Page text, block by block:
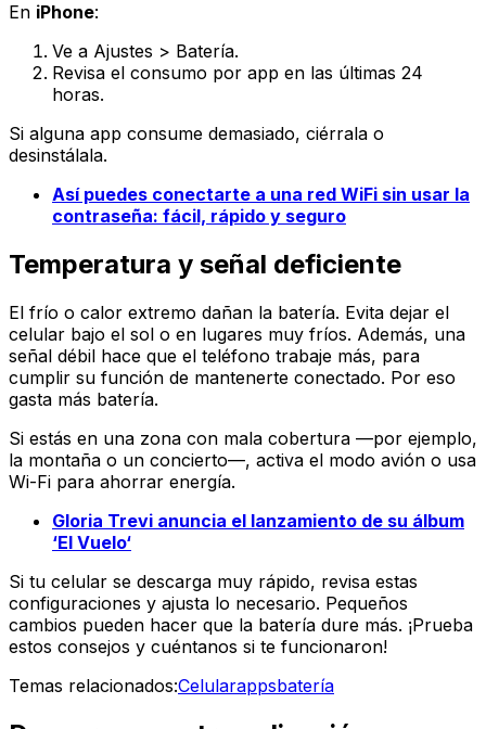
En iPhone:
Ve a Ajustes > Batería.
Revisa el consumo por app en las últimas 24
horas.
Si alguna app consume demasiado, ciérrala o
desinstálala.
Así puedes conectarte a una red WiFi sin usar la
contraseña: fácil, rápido y seguro
Temperatura y señal deficiente
El frío o calor extremo dañan la batería. Evita dejar el
celular bajo el sol o en lugares muy fríos. Además, una
señal débil hace que el teléfono trabaje más, para
cumplir su función de mantenerte conectado. Por eso
gasta más batería.
Si estás en una zona con mala cobertura —por ejemplo,
la montaña o un concierto—, activa el modo avión o usa
Wi-Fi para ahorrar energía.
Gloria Trevi anuncia el lanzamiento de su álbum
‘El Vuelo‘
Si tu celular se descarga muy rápido, revisa estas
configuraciones y ajusta lo necesario. Pequeños
cambios pueden hacer que la batería dure más. ¡Prueba
estos consejos y cuéntanos si te funcionaron!
Temas relacionados:Celularappsbatería